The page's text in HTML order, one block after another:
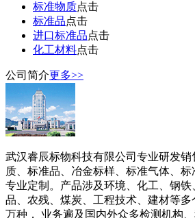
标准物质点击
标准品点击
进口标准品点击
化工材料点击
公司简介更多>>
武汉睿辰标物科技有限公司专业研发
质、标准品、冶金标样、标准气体、
专业定制。产品涉及环境、化工、钢
品、农残、煤炭、工程技术、建材等多
万种， 业务遍及国内外众多检测机构